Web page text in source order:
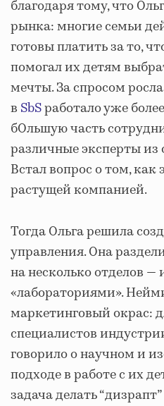
благодаря тому, что
рынка: многие семьи
готовы платить за то,
помогал их детям
мечты. За спросом
в SbSработало уже
бОльшую часть
различные эксперты из
Встал вопрос о том,
растущей компанией.
Тогда Ольга решила
управления. Она
на несколько отделов —
«лабораториями».
маркетинговый окрас:
специалистов
говорило о научном и
подходе в работе с их
задача делать